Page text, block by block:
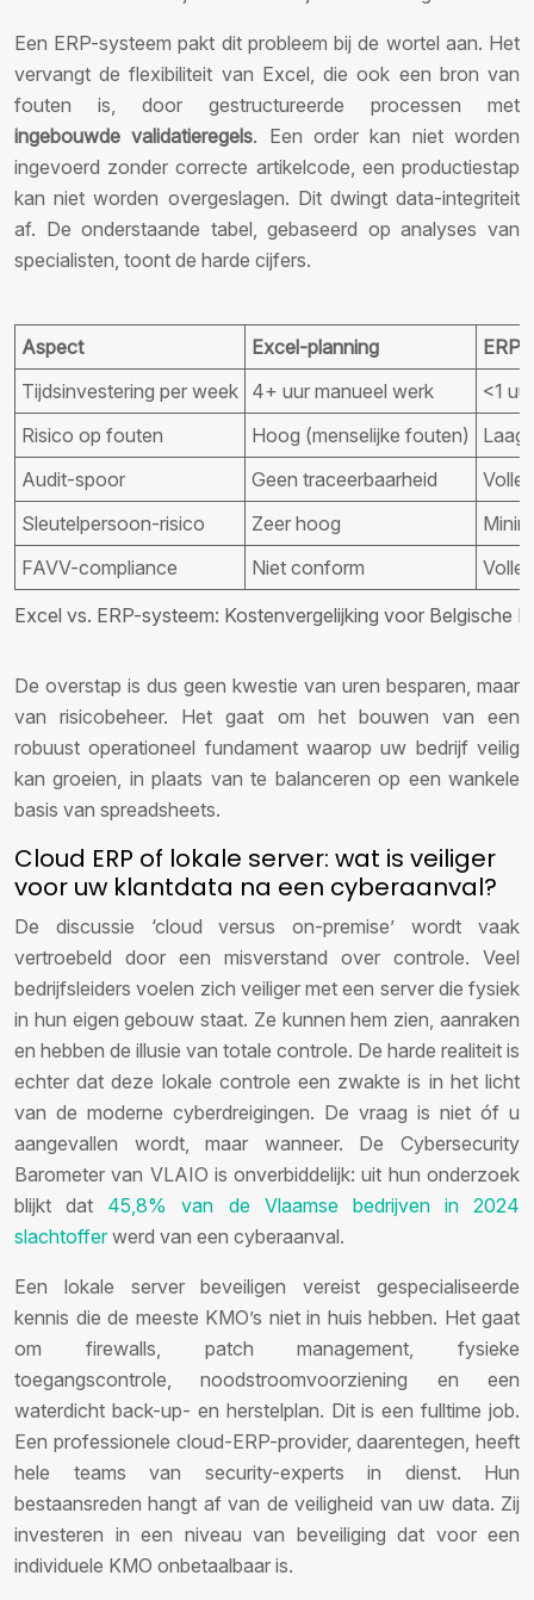
Een ERP-systeem pakt dit probleem bij de wortel aan. Het
vervangt de flexibiliteit van Excel, die ook een bron van
fouten is, door gestructureerde processen met
ingebouwde validatieregels. Een order kan niet worden
ingevoerd zonder correcte artikelcode, een productiestap
kan niet worden overgeslagen. Dit dwingt data-integriteit
af. De onderstaande tabel, gebaseerd op analyses van
specialisten, toont de harde cijfers.
Excel vs. ERP-systeem: Kostenvergelijking voor Belgische
Aspect Excel-planning
Tijdsinvestering per week 4+ uur manueel werk
<1
Risico op fouten
Hoog (menselijke fouten)
Laag
Audit-spoor
Geen traceerbaarheid
Sleutelpersoon-risico
Zeer hoog
FAVV-compliance
Niet conform
De overstap is dus geen kwestie van uren besparen, maar
van risicobeheer. Het gaat om het bouwen van een
robuust operationeel fundament waarop uw bedrijf veilig
kan groeien, in plaats van te balanceren op een wankele
basis van spreadsheets.
Cloud ERP of lokale server: wat is veiliger
voor uw klantdata na een cyberaanval?
De discussie ‘cloud versus on-premise’ wordt vaak
vertroebeld door een misverstand over controle. Veel
bedrijfsleiders voelen zich veiliger met een server die fysiek
in hun eigen gebouw staat. Ze kunnen hem zien, aanraken
en hebben de illusie van totale controle. De harde realiteit is
echter dat deze lokale controle een zwakte is in het licht
van de moderne cyberdreigingen. De vraag is niet óf u
aangevallen wordt, maar wanneer. De Cybersecurity
Barometer van VLAIO is onverbiddelijk: uit hun onderzoek
blijkt dat 45,8% van de Vlaamse bedrijven in 2024
slachtofferwerd van een cyberaanval.
Een lokale server beveiligen vereist gespecialiseerde
kennis die de meeste KMO’s niet in huis hebben. Het gaat
om firewalls, patch management, fysieke
toegangscontrole, noodstroomvoorziening en een
waterdicht back-up- en herstelplan. Dit is een fulltime job.
Een professionele cloud-ERP-provider, daarentegen, heeft
hele teams van security-experts in dienst. Hun
bestaansreden hangt af van de veiligheid van uw data. Zij
investeren in een niveau van beveiliging dat voor een
individuele KMO onbetaalbaar is.